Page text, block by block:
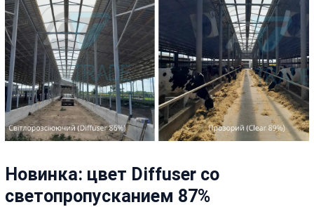
Новинка: цвет Diffuser со
светопропусканием 87%